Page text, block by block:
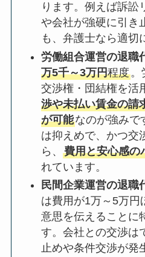
ります。例えば訴訟
や会社が強硬に引き
も、弁護士なら適切
労働組合運営の退職
万5千～3万円程度。
交渉権・団結権を活
渉や未払い賃金の請
が可能なのが強みで
は抑えめで、かつ交
ら、費用と安心感の
れています。
民間企業運営の退職
は費用が1万～5万円
意思を伝えることに
す。会社との交渉は
止めや条件交渉が発